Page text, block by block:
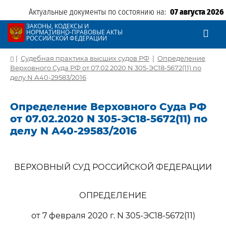
Актуальные документы по состоянию на: 07 августа 2026
ЗАКОНЫ, КОДЕКСЫ И
НОРМАТИВНО-ПРАВОВЫЕ АКТЫ
РОССИЙСКОЙ ФЕДЕРАЦИИ
| Судебная практика высших судов РФ | Определение
Верховного Суда РФ от 07.02.2020 N 305-ЭС18-5672(11) по
делу N А40-29583/2016
Определение Верховного Суда РФ
от 07.02.2020 N 305-ЭС18-5672(11) по
делу N А40-29583/2016
ВЕРХОВНЫЙ СУД РОССИЙСКОЙ ФЕДЕРАЦИИ
ОПРЕДЕЛЕНИЕ
от 7 февраля 2020 г. N 305-ЭС18-5672(11)